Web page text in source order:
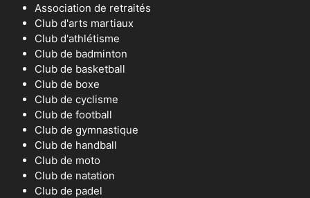
Association de retraités
Club d'arts martiaux
Club d'athlétisme
Club de badminton
Club de basketball
Club de boxe
Club de cyclisme
Club de football
Club de gymnastique
Club de handball
Club de moto
Club de natation
Club de padel